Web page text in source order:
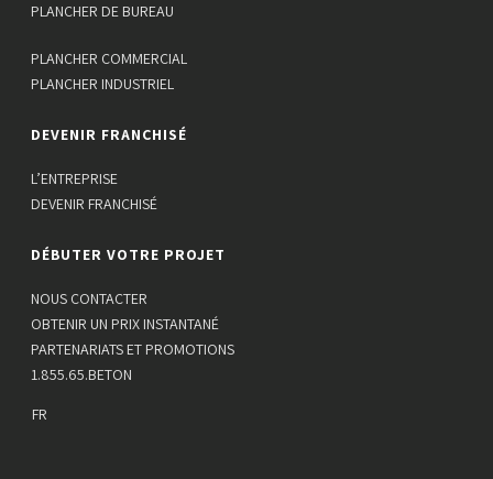
PLANCHER DE BUREAU
PLANCHER COMMERCIAL
PLANCHER INDUSTRIEL
DEVENIR FRANCHISÉ
L’ENTREPRISE
DEVENIR FRANCHISÉ
DÉBUTER VOTRE PROJET
NOUS CONTACTER
OBTENIR UN PRIX INSTANTANÉ
PARTENARIATS ET PROMOTIONS
1.855.65.BETON
FR